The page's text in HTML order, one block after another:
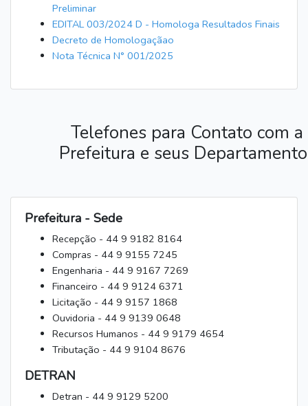
Preliminar
EDITAL 003/2024 D - Homologa Resultados Finais
Decreto de Homologaçãao
Nota Técnica N° 001/2025
Telefones para Contato com a
Prefeitura e seus
Prefeitura - Sede
Recepção - 44 9 9182 8164
Compras - 44 9 9155 7245
Engenharia - 44 9 9167 7269
Financeiro - 44 9 9124 6371
Licitação - 44 9 9157 1868
Ouvidoria - 44 9 9139 0648
Recursos Humanos - 44 9 9179 4654
Tributação - 44 9 9104 8676
DETRAN
Detran - 44 9 9129 5200